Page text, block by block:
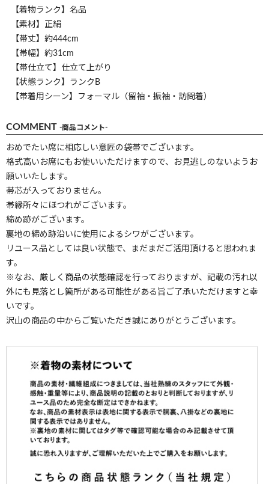
【着物ランク】名品
【素材】正絹
【帯丈】約444cm
【帯幅】約31cm
【帯仕立て】仕立て上がり
【状態ランク】ランクB
【帯着用シーン】フォーマル（留袖・振袖・訪問着）
COMMENT -商品コメント-
おめでたい席に相応しい意匠の袋帯でございます。
格式高いお席にもお使いいただけますので、お見逃しのないようお
願いいたします。
帯芯が入っておりません。
帯縁所々にほつれがございます。
締め跡がございます。
裏地の締め跡沿いに使用によるシワがございます。
リユース品としては良い状態で、まだまだご活用頂けると思われま
す。
※なお、厳しく商品の状態確認を行っておりますが、記載の汚れ以
外にも見落とし箇所がある可能性がある旨ご了承いただけますと幸
いです。
沢山の商品の中からご覧いただき誠にありがとうございます。